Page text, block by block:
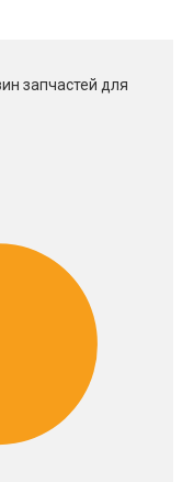
запчастей для